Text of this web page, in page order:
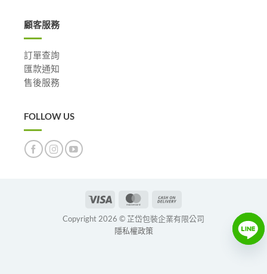
顧客服務
訂單查詢
匯款通知
售後服務
FOLLOW US
Visa MasterCard
Delivery
Copyright 2026 © 芷岱包裝企業有限公司
隱私權政策